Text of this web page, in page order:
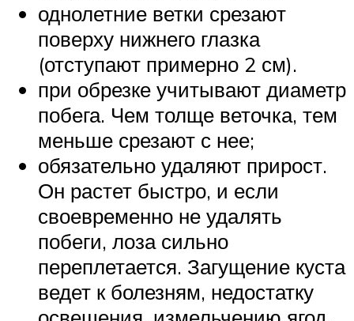
однолетние ветки срезают
поверху нижнего глазка
(отступают примерно 2 см).
при обрезке учитывают диаметр
побега. Чем толще веточка, тем
меньше срезают с нее;
обязательно удаляют прирост.
Он растет быстро, и если
своевременно не удалять
побеги, лоза сильно
переплетается. Загущение куста
ведет к болезням, недостатку